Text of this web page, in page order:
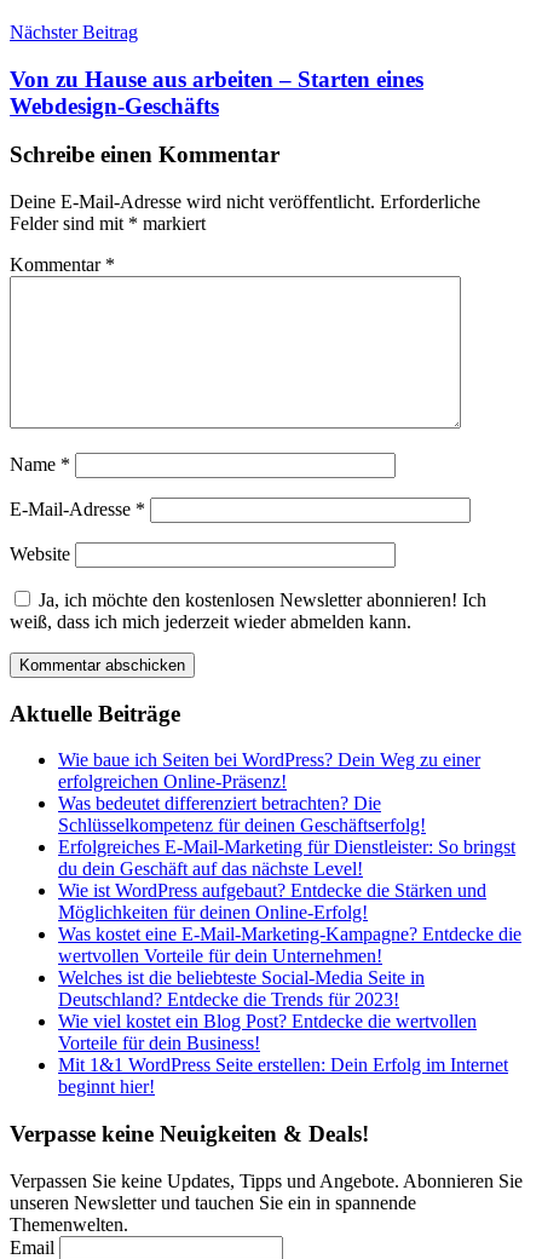
Nächster Beitrag
Von zu Hause aus arbeiten – Starten eines
Webdesign-Geschäfts
Schreibe einen Kommentar
Deine E-Mail-Adresse wird nicht veröffentlicht. Erforderliche
Felder sind mit * markiert
Kommentar *
Name *
E-Mail-Adresse *
Website
Ja, ich möchte den kostenlosen Newsletter abonnieren! Ich
weiß, dass ich mich jederzeit wieder abmelden kann.
Aktuelle Beiträge
Wie baue ich Seiten bei WordPress? Dein Weg zu einer
erfolgreichen Online-Präsenz!
Was bedeutet differenziert betrachten? Die
Schlüsselkompetenz für deinen Geschäftserfolg!
Erfolgreiches E-Mail-Marketing für Dienstleister: So bringst
du dein Geschäft auf das nächste Level!
Wie ist WordPress aufgebaut? Entdecke die Stärken und
Möglichkeiten für deinen Online-Erfolg!
Was kostet eine E-Mail-Marketing-Kampagne? Entdecke die
wertvollen Vorteile für dein Unternehmen!
Welches ist die beliebteste Social-Media Seite in
Deutschland? Entdecke die Trends für 2023!
Wie viel kostet ein Blog Post? Entdecke die wertvollen
Vorteile für dein Business!
Mit 1&1 WordPress Seite erstellen: Dein Erfolg im Internet
beginnt hier!
Verpasse keine Neuigkeiten & Deals!
Verpassen Sie keine Updates, Tipps und Angebote. Abonnieren Sie
unseren Newsletter und tauchen Sie ein in spannende
Themenwelten.
Email